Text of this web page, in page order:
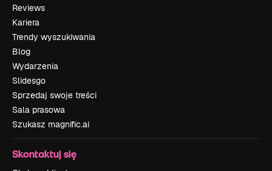
Reviews
Kariera
Trendy wyszukiwania
Blog
Wydarzenia
Slidesgo
Sprzedaj swoje treści
Sala prasowa
Szukasz magnific.ai
Skontaktuj się